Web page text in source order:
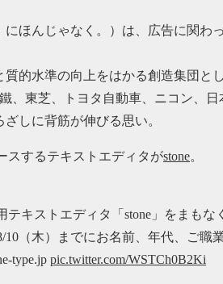
にほんじゃなく。）は、広告に関わ
的水準の向上をはかる創造集団とし
、東芝、トヨタ自動車、ニコン、日
しに背筋が伸びる思い。
スするテキストエディタがstone。
キストエディタ「stone」をまもな
（木）までにお名前、年代、ご職
type.jp pic.twitter.com/WSTCh0B2Ki